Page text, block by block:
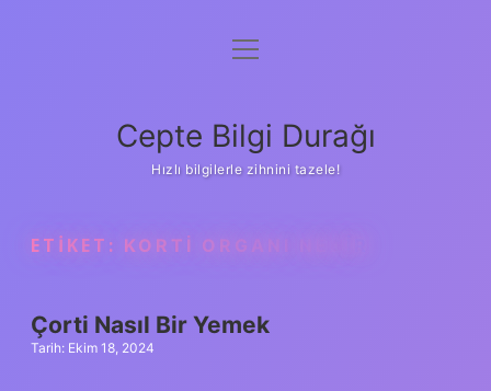
Anasayfa
Yasal Uyarı
menüyü
Cepte Bilgi Durağı
Hızlı bilgilerle zihnini tazele!
ETIKET: KORTI ORGANI NEDIR
Çorti Nasıl Bir Yemek
Tarih: Ekim 18, 2024